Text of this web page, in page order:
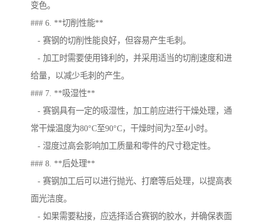
变色。
### 6. **切削性能**
- 赛钢的切削性能良好，但容易产生毛刺。
- 加工时需要使用锋利的，并采用适当的切削速度和进
给量，以减少毛刺的产生。
### 7. **吸湿性**
- 赛钢具有一定的吸湿性，加工前应进行干燥处理，通
常干燥温度为80°C至90°C，干燥时间为2至4小时。
- 湿度过高会影响加工质量和零件的尺寸稳定性。
### 8. **后处理**
- 赛钢加工后可以进行抛光、打磨等后处理，以提高表
面光洁度。
- 如果需要粘接，应选择适合赛钢的胶水，并确保表面